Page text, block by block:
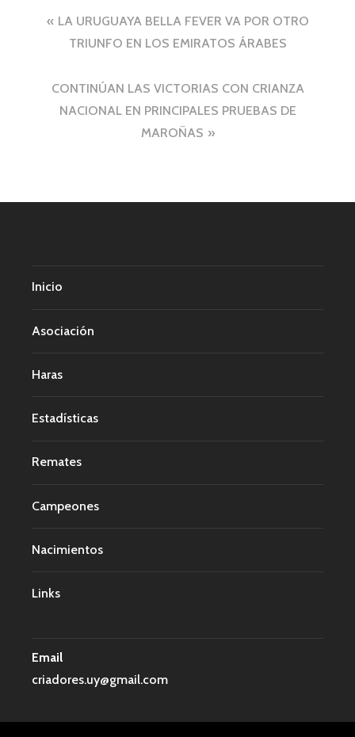
Navegación
entradas
LA URUGUAYA BELLA FEVER VA POR OTRO
TRIUNFO EN LOS EMIRATOS ÁRABES
CONTINÚAN LAS VICTORIAS CON CRIANZA
NACIONAL EN PRINCIPALES PRUEBAS DE
MAROÑAS
Inicio
Asociación
Haras
Estadísticas
Remates
Campeones
Nacimientos
Links
Email
criadores.uy@gmail.com